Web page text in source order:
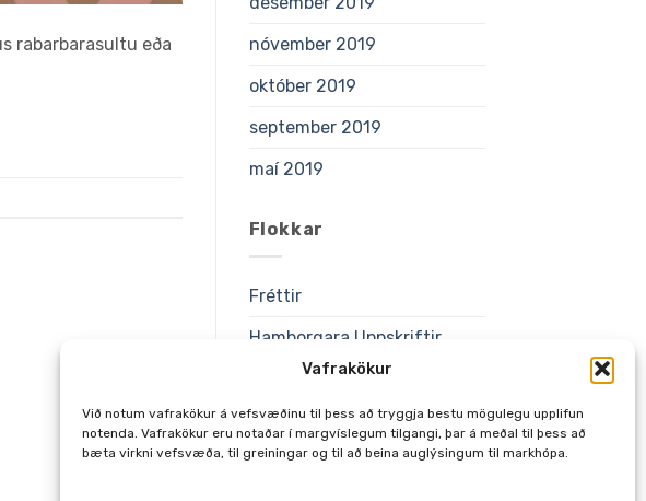
Vafrakökur
Við notum vafrakökur á vefsvæðinu til þess að tryggja bestu mögulegu upplifun
notenda. Vafrakökur eru notaðar í margvíslegum tilgangi, þar á meðal til þess að
bæta virkni vefsvæða, til greiningar og til að beina auglýsingum til markhópa.
rabarbarasultu eða
nóvember 2019
október 2019
september 2019
maí 2019
Flokkar
Fréttir
Hamborgara Uppskriftir
Uncategorized
Uppskriftir
Vörur/Tilboð